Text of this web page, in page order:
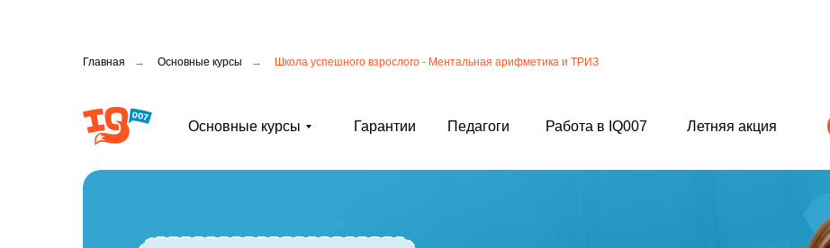
Главная → Основные курсы → Школа успешного взрослого - Ментальная арифметика и ТРИЗ
Гарантии Педагоги Работа в IQ007
Основные курсы Летняя акция